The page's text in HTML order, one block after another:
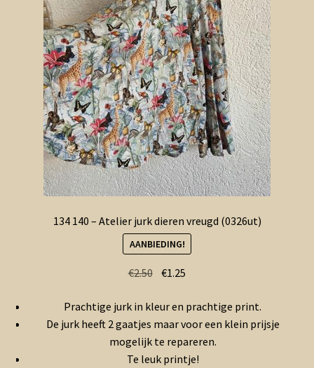
134 140 – Atelier jurk dieren vreugd (0326ut)
AANBIEDING!
€2.50 Oorspronkelijke
was:
€2.50.
€1.25
is:
€1.25.
Prachtige jurk in kleur en prachtige print.
De jurk heeft 2 gaatjes maar voor een klein prijsje
mogelijk te repareren.
Te leuk printje!